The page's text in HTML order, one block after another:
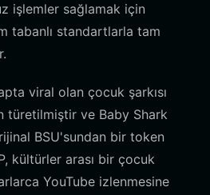
işlemler sağlamak için
tabanlı standartlarla tam
viral olan çocuk şarkısı
türetilmiştir ve Baby Shark
BSU'sundan bir token
kültürler arası bir çocuk
YouTube izlenmesine